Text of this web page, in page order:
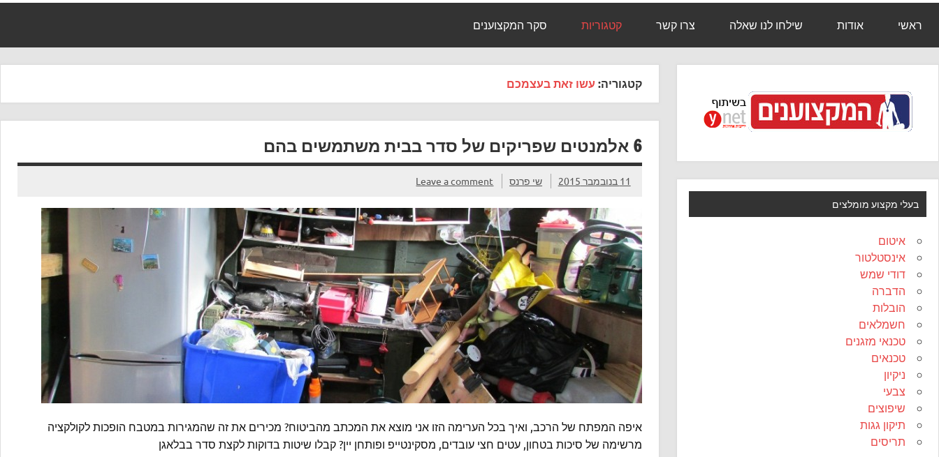
ראשי אודות שילחו לנו שאלה צרו קשר קטגוריות סקר המקצוענים
קטגוריה: עשו זאת בעצמכם
6 אלמנטים שפריקים של סדר בבית משתמשים בהם
11 בנובמבר 2015 שי פרנס Leave a comment
איפה המפתח של הרכב, ואיך בכל הערימה הזו אני מוצא את המכתב מהביטוח? מכירים את זה שהמגירות במטבח הופכות לקולקציה
מרשימה של סיכות בטחון, עטים חצי עובדים, מסקינטייפ ופותחן יין? קבלו שיטות בדוקות לקצת סדר בבלאגן
בעלי מקצוע מומלצים
איטום
אינסטלטור
דודי שמש
הדברה
הובלות
חשמלאים
טכנאי מזגנים
טכנאים
ניקיון
צבעי
שיפוצים
תיקון גגות
תריסים